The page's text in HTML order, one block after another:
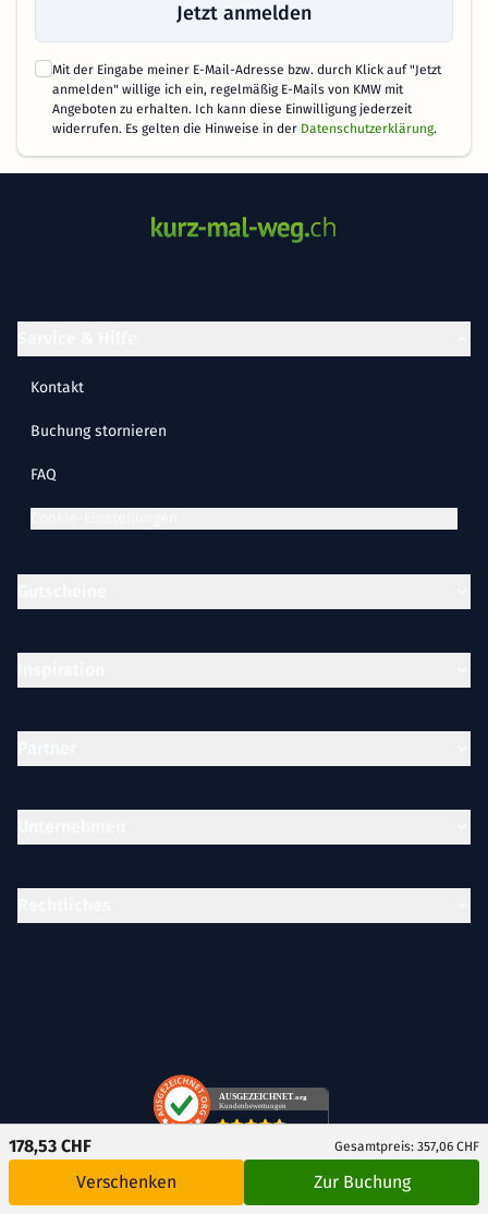
178,53 CHF Gesamtpreis: 357,06 CHF
Verschenken Zur Buchung
Jetzt anmelden
Mit der Eingabe meiner E-Mail-Adresse bzw. durch Klick auf "Jetzt
anmelden" willige ich ein, regelmäßig E-Mails von KMW mit
Angeboten zu erhalten. Ich kann diese Einwilligung jederzeit
widerrufen. Es gelten die Hinweise in der Datenschutzerklärung.
AUSGEZEICHNET.org
Kundenbewertungen
Kontakt
Buchung stornieren
FAQ